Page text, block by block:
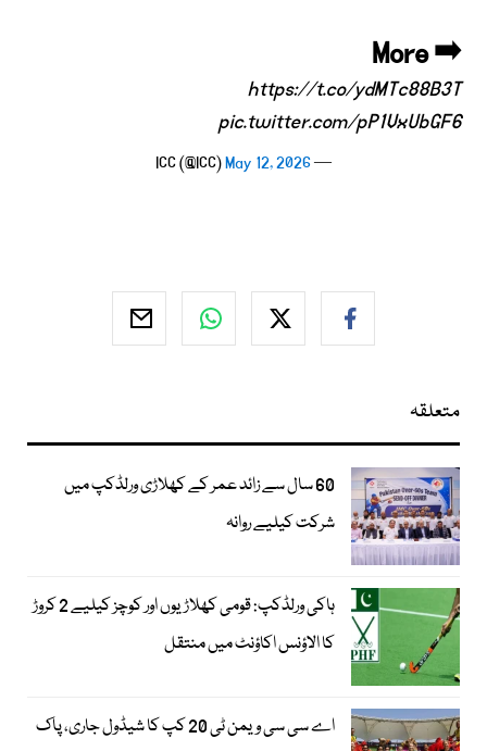
More ➡️
https://t.co/ydMTc88B3T
pic.twitter.com/pP1VxUbGF6
— ICC (@ICC)
May 12, 2026
متعلقہ
60 سال سے زائد عمر کے کھلاڑی ورلڈکپ میں
شرکت کیلیے روانہ
ہاکی ورلڈکپ: قومی کھلاڑیوں اور کوچز کیلیے 2 کروڑ
کا الاؤنس اکاؤنٹ میں منتقل
اے سی سی ویمن ٹی 20 کپ کا شیڈول جاری، پاک